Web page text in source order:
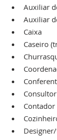
Auxiliar
Auxiliar
Caixa
Caseiro
Contador